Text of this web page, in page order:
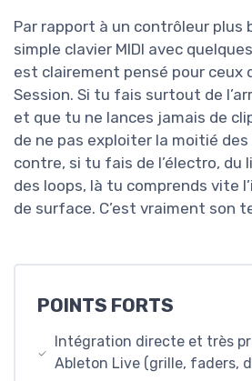
Par rapport à un contrôleur plus
simple clavier MIDI avec quelques
est clairement pensé pour ceux
Session. Si tu fais surtout de
et que tu ne lances jamais de
de ne pas exploiter la moitié
contre, si tu fais de l’électro, du
des loops, là tu comprends vite
de surface. C’est vraiment son
POINTS FORTS
Intégration directe et très
Ableton Live (grille, faders,